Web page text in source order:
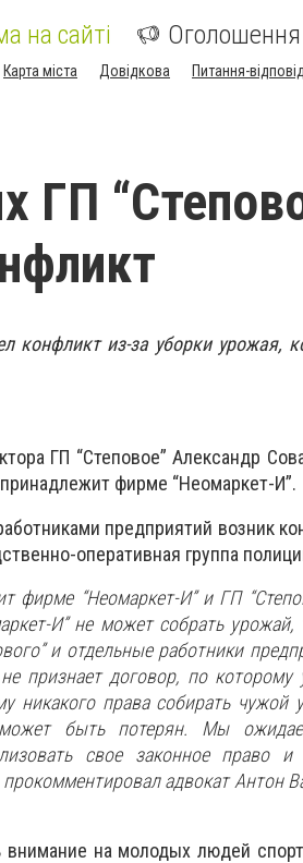
на сайті Оголошення
Карта міста Довідкова Питання-
ГП
конфликт из-за уборки урожая,
ГП “Степовое” Александр
фирме “Неомаркет-И”.
предприятий возник
оперативная группа
фирме “Неомаркет-И” и ГП
И” не может собрать урожай,
и отдельные работники
признает договор, по которому
никакого права собирать чужой
быть потерян. Мы
свое законное право и
адвокат Антон
внимание на молодых людей